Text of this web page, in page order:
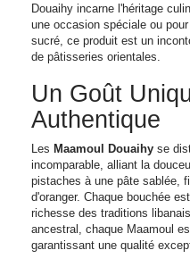
Douaihy incarne l'héritage
une occasion spéciale ou
sucré, ce produit est un
de pâtisseries orientales.
Un Goût
Authentique
Les Maamoul Douaihy se
incomparable, alliant la
pistaches à une pâte sablée,
d'oranger. Chaque bouchée
richesse des traditions
ancestral, chaque Maamoul
garantissant une qualité